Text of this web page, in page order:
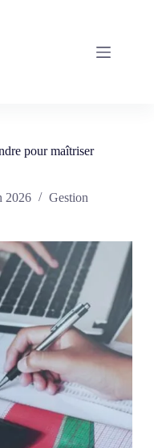
pour maîtriser
2026 Gestion